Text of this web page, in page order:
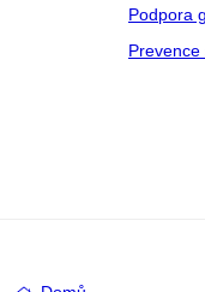
Podpora